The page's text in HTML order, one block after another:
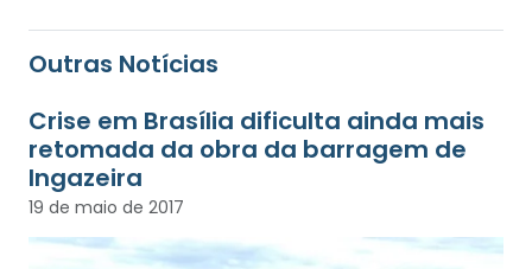
Outras Notícias
Crise em Brasília dificulta ainda mais
retomada da obra da barragem de
Ingazeira
19 de maio de 2017